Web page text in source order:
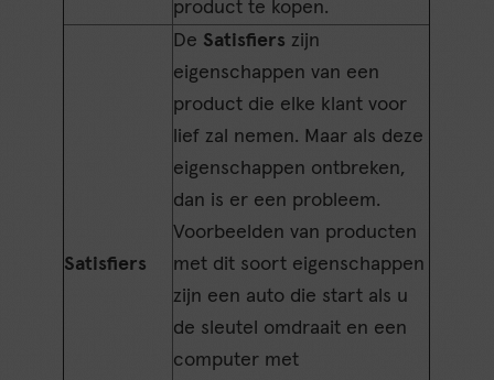
product te kopen.
Satisfiers
De Satisfiers zijn
eigenschappen van een
product die elke klant voor
lief zal nemen. Maar als deze
eigenschappen ontbreken,
dan is er een probleem.
Voorbeelden van producten
met dit soort eigenschappen
zijn een auto die start als u
de sleutel omdraait en een
computer met